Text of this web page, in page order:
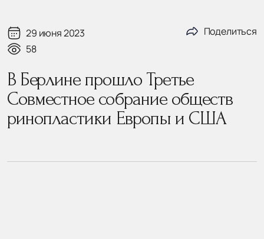
29 июня 2023
58
Поделиться
В Берлине прошло Третье
Совместное собрание обществ
ринопластики Европы и США